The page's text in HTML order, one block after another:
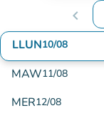
chevron_left
LLUN10/08
MAW11/08
MER12/08